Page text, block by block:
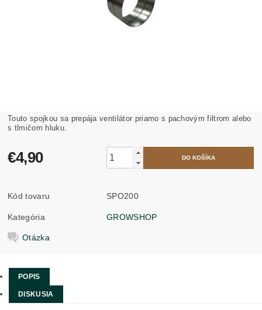
Touto spojkou sa prepája ventilátor priamo s pachovým filtrom alebo
s tlmičom hluku.
€4,90
Kód tovaru SPO200
Kategória GROWSHOP
Otázka
POPIS
DISKUSIA